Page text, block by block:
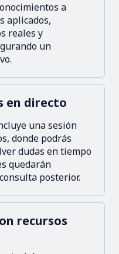
a
aplicados,
reales y
un
en directo
una sesión
donde podrás
dudas en tiempo
quedarán
posterior.
recursos